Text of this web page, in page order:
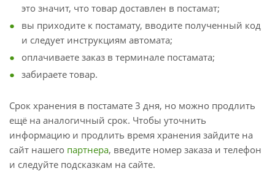
это значит, что товар доставлен в постамат;
вы приходите к постамату, вводите полученный код
и следует инструкциям автомата;
оплачиваете заказ в терминале постамата;
забираете товар.
Срок хранения в постамате 3 дня, но можно продлить
ещё на аналогичный срок. Чтобы уточнить
информацию и продлить время хранения зайдите на
сайт нашего партнера, введите номер заказа и телефон
и следуйте подсказкам на сайте.